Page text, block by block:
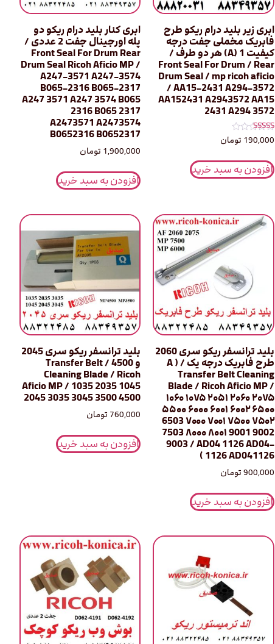
ابری زیر بلید درام ریکو طرح
فابریک مخملی جفت درجه
کیفیت 1 (َA) هر دو طرف /
Front Seal For Drum / Rear
Drum Seal / mp ricoh aficio
/ AA15-2431 A294-3572
AA152431 A2943572 AA15
2431 A294 3572
نمره
5.00
190,000 تومان
افزودن به سبد خرید
ابری کنار بلید درام ریکو دو
پله اورجینال جفت 2 عددی /
Front Seal For Drum Rear
Drum Seal Ricoh Aficio MP /
A247-3571 A247-3574
B065-2316 B065-2317
A247 3571 A247 3574 B065
2316 B065 2317
A2473571 A2473574
B0652316 B0652317
1,900,000 تومان
افزودن به سبد خرید
بلید ترانسفر ریکو سری 2060
طرح فابریک درجه یک A ) /
Transfer Belt Cleaning
Blade / Ricoh Aficio MP /
۱۰۶۰ ۱۰۷۵ ۲۰۵۱ ۲۰۶۰ ۲۰۷۵
۵۵۰۰ ۶۰۰۰ ۶۰۰۱ ۶۰۰۲ ۶۵۰۰
6503 ۷۰۰۰ ۷۰۰۱ ۷۵۰۰ ۷۵۰۲
7503 ۸۰۰۰ ۸۰۰۱ 9001 9002
9003 / AD04 1126 AD04-
1126 AD041126 )
900,000 تومان
افزودن به سبد خرید
بلید ترانسفر ریکو سری 2045
و 4500 / Transfer Belt
Cleaning Blade / Ricoh
Aficio MP / 1035 2035 1045
2045 3035 3045 3500 4500
760,000 تومان
افزودن به سبد خرید